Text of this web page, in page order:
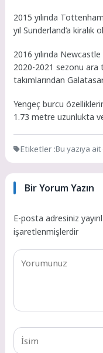
2015 yılında
yıl Sunderland’a
2016 yılında
2020-2021 sezonu ara
takımlarından
Yengeç burcu
1.73 metre uzunlukta
Etiketler :Bu yazıya
Bir Yorum Yazın
E-posta adresiniz
işaretlenmişlerdir